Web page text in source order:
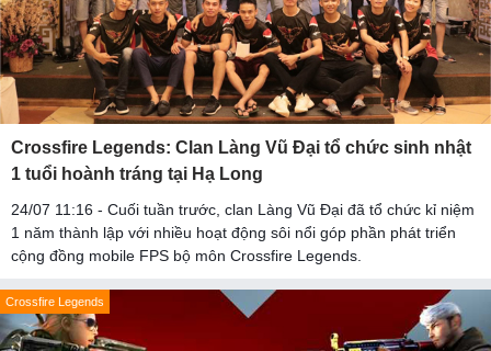
Crossfire Legends: Clan Làng Vũ Đại tổ chức sinh nhật
1 tuổi hoành tráng tại Hạ Long
24/07 11:16 - Cuối tuần trước, clan Làng Vũ Đại đã tổ chức kỉ niệm
1 năm thành lập với nhiều hoạt động sôi nổi góp phần phát triển
cộng đồng mobile FPS bộ môn Crossfire Legends.
Crossfire Legends